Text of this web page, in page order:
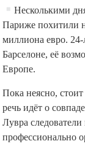
Несколькими
Париже похитили
миллиона евро.
Барселоне, её
Европе.
Пока неясно,
речь идёт о
Лувра следователи
профессионально